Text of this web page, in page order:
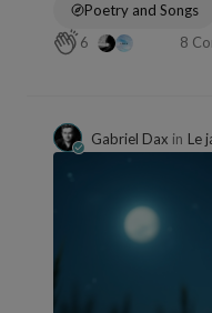
Poetry and Songs
6
8
Gabriel Dax in Le